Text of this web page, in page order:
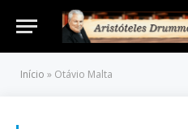
Início » Otávio Malta